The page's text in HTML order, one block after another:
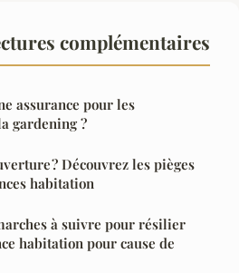
complémentaires
assurance pour les
gardening ?
? Découvrez les pièges
habitation
à suivre pour résilier
habitation pour cause de